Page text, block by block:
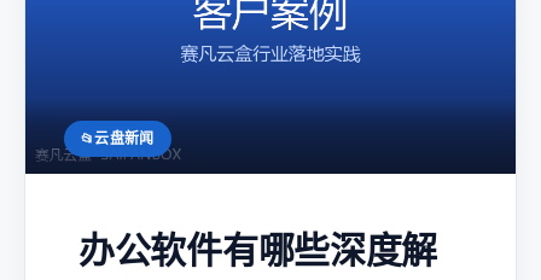
云盘新闻
办公软件有哪些深度解